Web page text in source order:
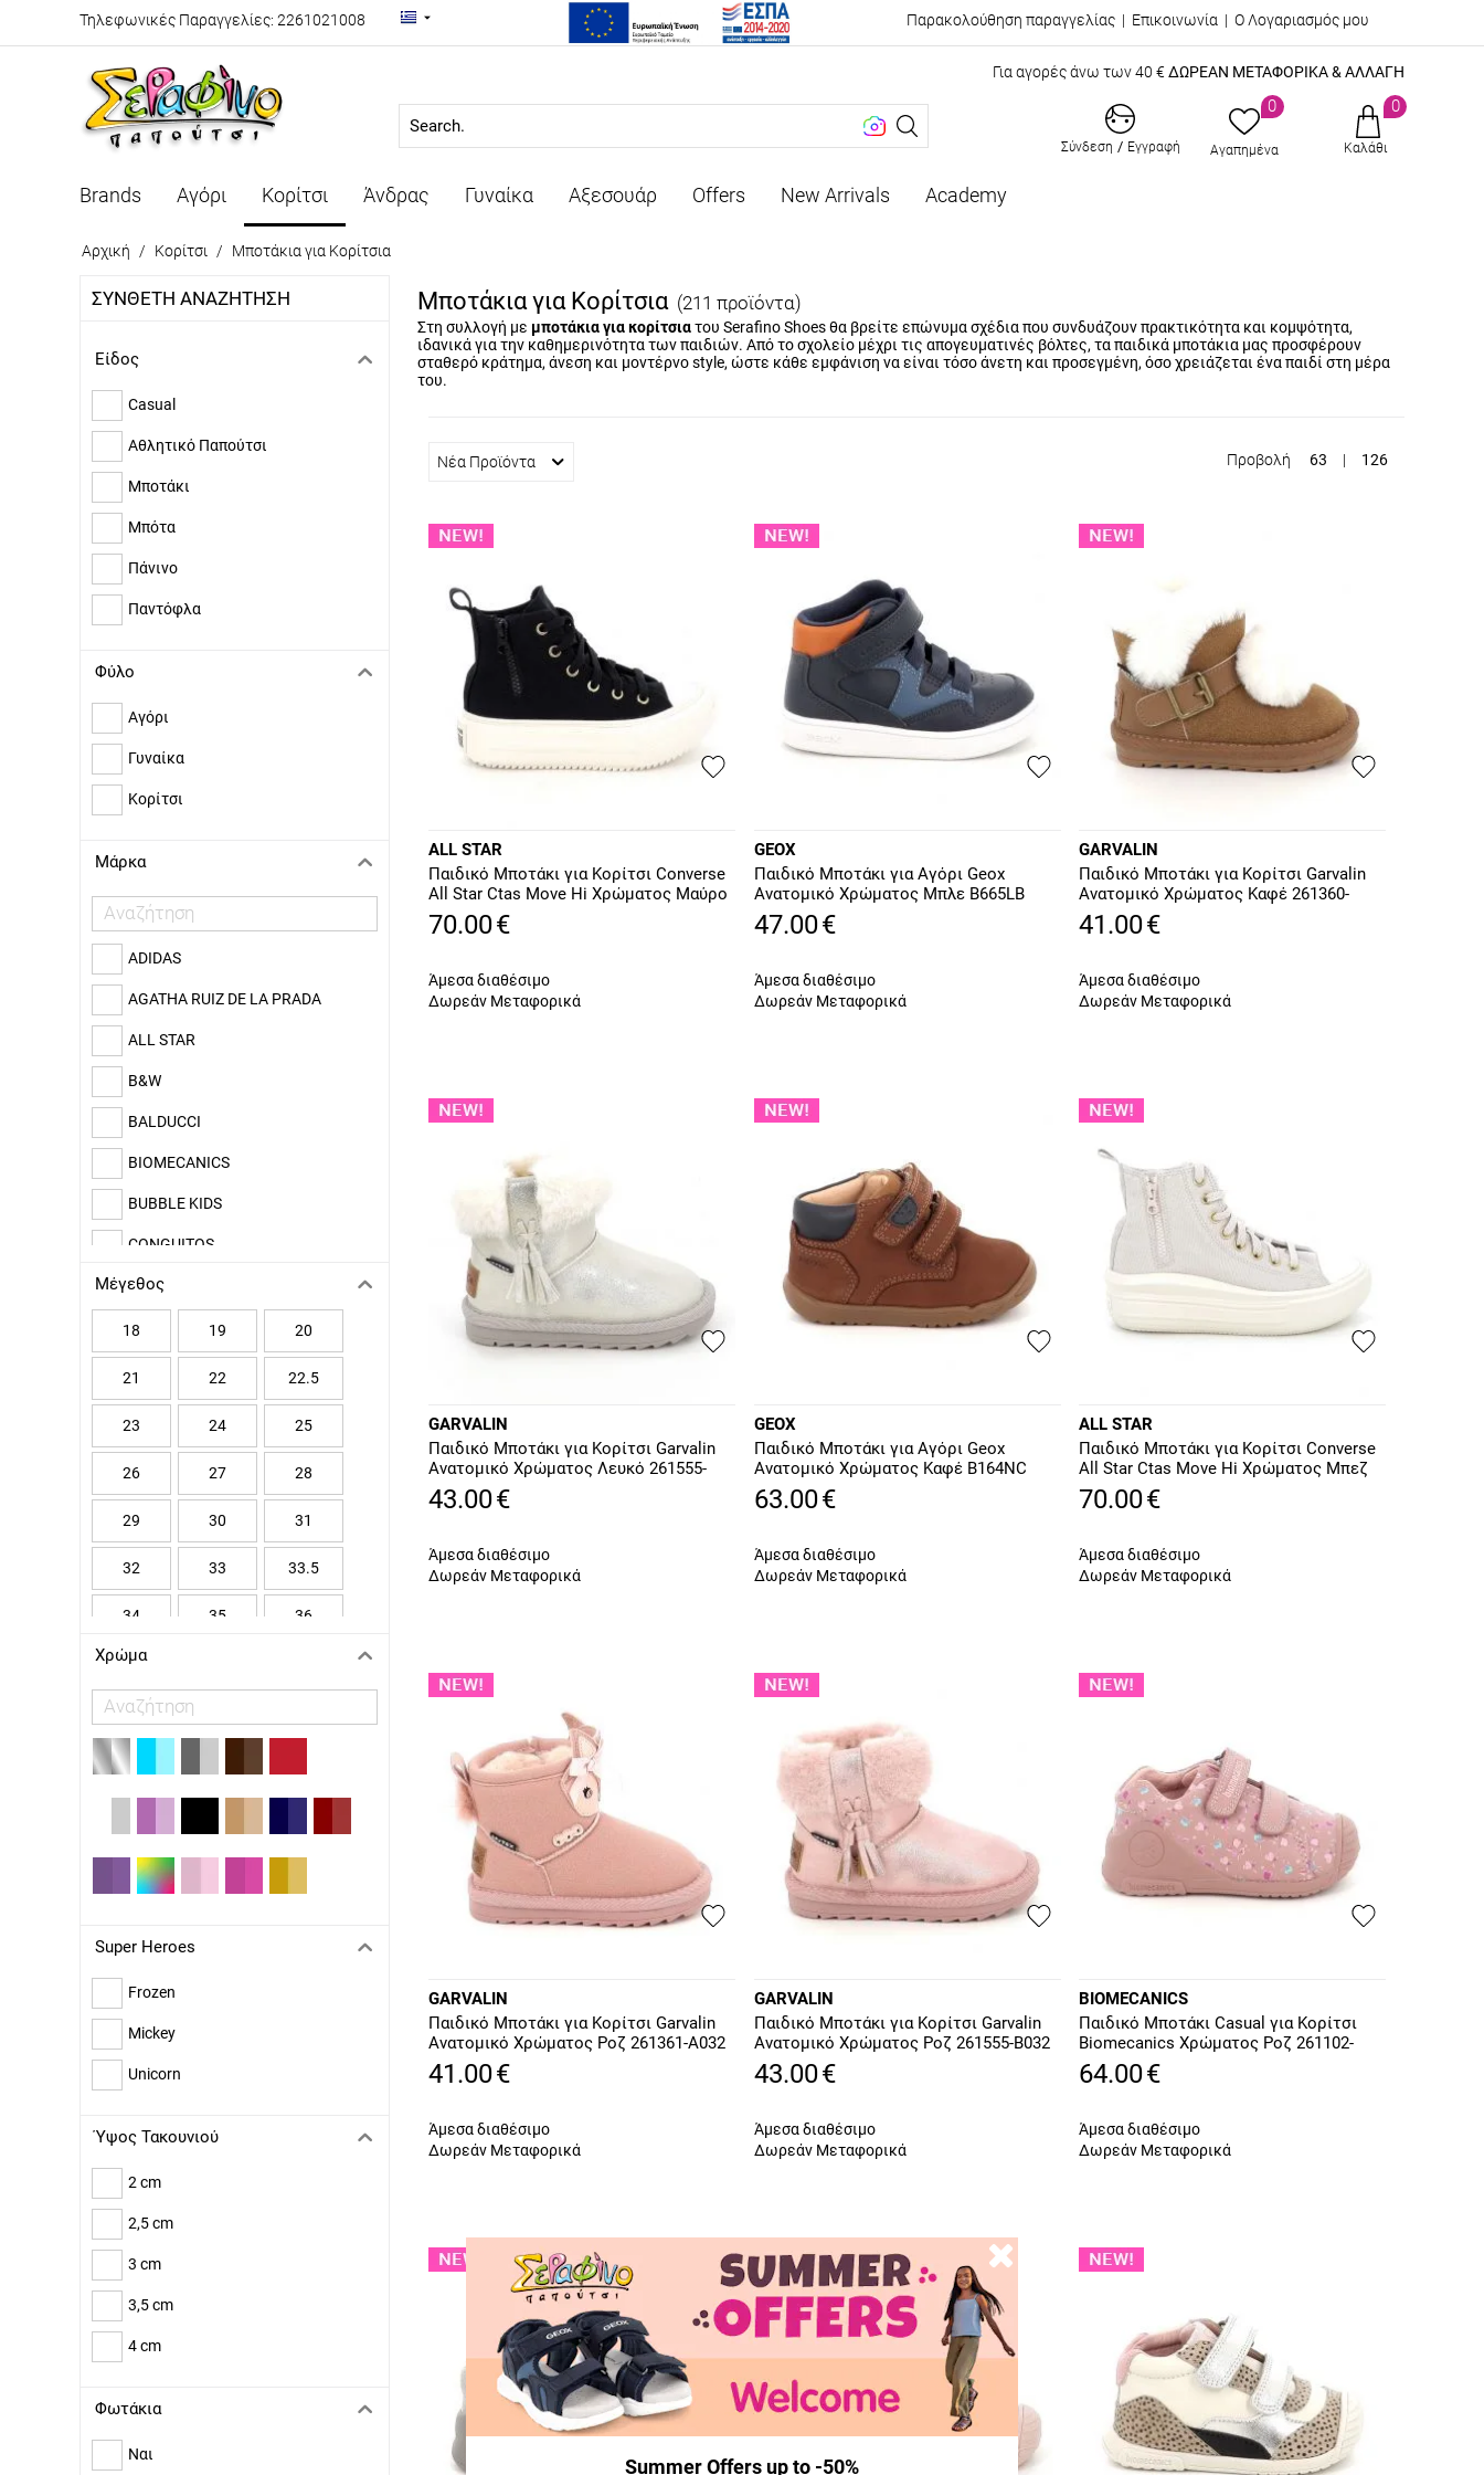
Τηλεφωνικές Παραγγελίες: 2261021008 Παρακολούθηση παραγγελίας | Επικοινωνία | Ο Λογαριασμός μου
Για αγορές άνω των 40 € ΔΩΡΕΑΝ ΜΕΤΑΦΟΡΙΚΑ & ΑΛΛΑΓΗ
Search...
Σύνδεση / Εγγραφή
0
Αγαπημένα
0
Καλάθι
Brands Αγόρι Κορίτσι Άνδρας Γυναίκα Αξεσουάρ Offers New Arrivals Academy
Αρχική / Κορίτσι / Μποτάκια για Κορίτσια
ΣΥΝΘΕΤΗ ΑΝΑΖΗΤΗΣΗ
Είδος
Casual
Αθλητικό Παπούτσι
Μποτάκι
Μπότα
Πάνινο
Παντόφλα
Φύλο
Αγόρι
Γυναίκα
Κορίτσι
Μάρκα
ADIDAS
AGATHA RUIZ DE LA PRADA
ALL STAR
B&W
BALDUCCI
BIOMECANICS
BUBBLE KIDS
CONGUITOS
DOCKERS
ENERGY
GARVALIN
GEOX
LAURA BIAGIOTTI
LELLI KELLY
MADMIA Ltd
MAYORAL
PRIMIGI
REPLAY
RICCO MONDO
SERAFINO
SPROX
TOMMY HILFIGER
Μέγεθος
18 19 20
21 22 22.5
23 24 25
26 27 28
29 30 31
32 33 33.5
34 35 36
37
38 2/3
Χρώμα
Super Heroes
Frozen
Mickey
Unicorn
Ύψος Τακουνιού
2 cm
2,5 cm
3 cm
3,5 cm
4 cm
Φωτάκια
Ναι
Μποτάκια για Κορίτσια (211 προϊόντα)
Στη συλλογή με μποτάκια για κορίτσιατου Serafino Shoes θα βρείτε επώνυμα σχέδια που συνδυάζουν πρακτικότητα και κομψότητα,
ιδανικά για την καθημερινότητα των παιδιών. Από το σχολείο μέχρι τις απογευματινές βόλτες, τα παιδικά μποτάκια μας προσφέρουν
σταθερό κράτημα, άνεση και μοντέρνο style, ώστε κάθε εμφάνιση να είναι τόσο άνετη και προσεγμένη, όσο χρειάζεται ένα παιδί στη μέρα
του.
Νέα Προϊόντα Προβολή 63 | 126
ALL STAR
Παιδικό Μποτάκι για Κορίτσι Converse
All Star Ctas Move Hi Χρώματος Μαύρο
A18048C
70.00€
Άμεσα διαθέσιμο
Δωρεάν Μεταφορικά
GEOX
Παιδικό Μποτάκι για Αγόρι Geox
Ανατομικό Χρώματος Μπλε B665LB
000CB C0659
47.00€
Άμεσα διαθέσιμο
Δωρεάν Μεταφορικά
GARVALIN
Παιδικό Μποτάκι για Κορίτσι Garvalin
Ανατομικό Χρώματος Καφέ 261360-
A127
41.00€
Άμεσα διαθέσιμο
Δωρεάν Μεταφορικά
GARVALIN
Παιδικό Μποτάκι για Κορίτσι Garvalin
Ανατομικό Χρώματος Λευκό 261555-
A122
43.00€
Άμεσα διαθέσιμο
Δωρεάν Μεταφορικά
GEOX
Παιδικό Μποτάκι για Αγόρι Geox
Ανατομικό Χρώματος Καφέ B164NC
03285 C6627
63.00€
Άμεσα διαθέσιμο
Δωρεάν Μεταφορικά
ALL STAR
Παιδικό Μποτάκι για Κορίτσι Converse
All Star Ctas Move Hi Χρώματος Μπεζ
A20580C
70.00€
Άμεσα διαθέσιμο
Δωρεάν Μεταφορικά
GARVALIN
Παιδικό Μποτάκι για Κορίτσι Garvalin
Ανατομικό Χρώματος Ροζ 261361-A032
41.00€
Άμεσα διαθέσιμο
Δωρεάν Μεταφορικά
GARVALIN
Παιδικό Μποτάκι για Κορίτσι Garvalin
Ανατομικό Χρώματος Ροζ 261555-B032
43.00€
Άμεσα διαθέσιμο
Δωρεάν Μεταφορικά
BIOMECANICS
Παιδικό Μποτάκι Casual για Κορίτσι
Biomecanics Χρώματος Ροζ 261102-
B159
64.00€
Άμεσα διαθέσιμο
Δωρεάν Μεταφορικά
Summer Offers up to -50%